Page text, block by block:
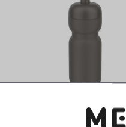
Sportflasche Squeeze 600